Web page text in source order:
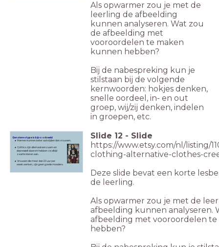
Als opwarmer zou je met de
leerling de afbeelding
kunnen analyseren. Wat zou
de afbeelding met
vooroordelen te maken
kunnen hebben?
Bij de nabespreking kun je
stilstaan bij de volgende
kernwoorden: hokjes denken,
snelle oordeel, in- en out
groep, wij/zij denken, indelen
in groepen, etc.
Een stereotype is bijvoorbeeld:
Mannen kunnen beter autorijden dan vrouwen.
Gothics zijn allemaal eenzaam en
depressief, daarom hebben ze altijd
zwarte kleren aan.
Vrouwen die meer dan 20 uur per
week werken, zijn geen goede moeders.
Slide 12 - Slide
https://www.etsy.com/nl/listing/
clothing-alternative-clothes-
Deze slide bevat een korte
de leerling.
Als opwarmer zou je met de
afbeelding kunnen analyseren.
afbeelding met vooroordelen
hebben?